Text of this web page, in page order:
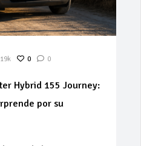
0 0
Hybrid 155 Journey:
por su